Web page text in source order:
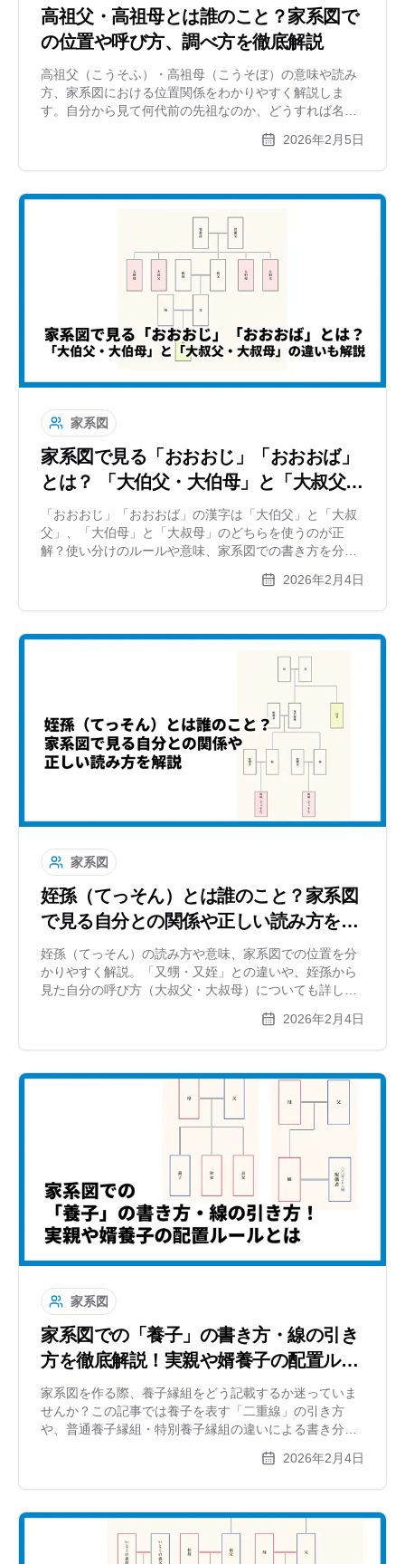
高祖父・高祖母とは誰のこと？家系図で
の位置や呼び方、調べ方を徹底解説
高祖父（こうそふ）・高祖母（こうそぼ）の意味や読み
方、家系図における位置関係をわかりやすく解説しま
す。自分から見て何代前の先祖なのか、どうすれば名前
を調べられるのか、複雑になる家系図をきれいに作成す
2026年2月5日
家系図
家系図で見る「おおおじ」「おおおば」
とは？ 「大伯父・大伯母」と「大叔父・
大叔母」の違いも解説
「おおおじ」「おおおば」の漢字は「大伯父」と「大叔
父」、「大伯母」と「大叔母」のどちらを使うのが正
解？使い分けのルールや意味、家系図での書き方を分か
ら見た関係性、気になる親等数についても網羅します。
2026年2月4日
家系図
姪孫（てっそん）とは誰のこと？家系図
で見る自分との関係や正しい読み方を解
説
姪孫（てっそん）の読み方や意味、家系図での位置を分
かりやすく解説。「又甥・又姪」との違いや、姪孫から
見た自分の呼び方（大叔父・大叔母）についても詳しく
2026年2月4日
家系図
家系図での「養子」の書き方・線の引き
方を徹底解説！実親や婿養子の配置ルー
ルとは
家系図を作る際、養子縁組をどう記載するか迷っていま
せんか？この記事では養子を表す「二重線」の引き方
や、普通養子縁組・特別養子縁組の違いによる書き分
2026年2月4日